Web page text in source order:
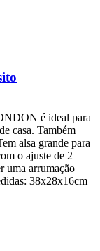
é ideal para
casa. Também
alsa grande para
o ajuste de 2
uma arrumação
38x28x16cm